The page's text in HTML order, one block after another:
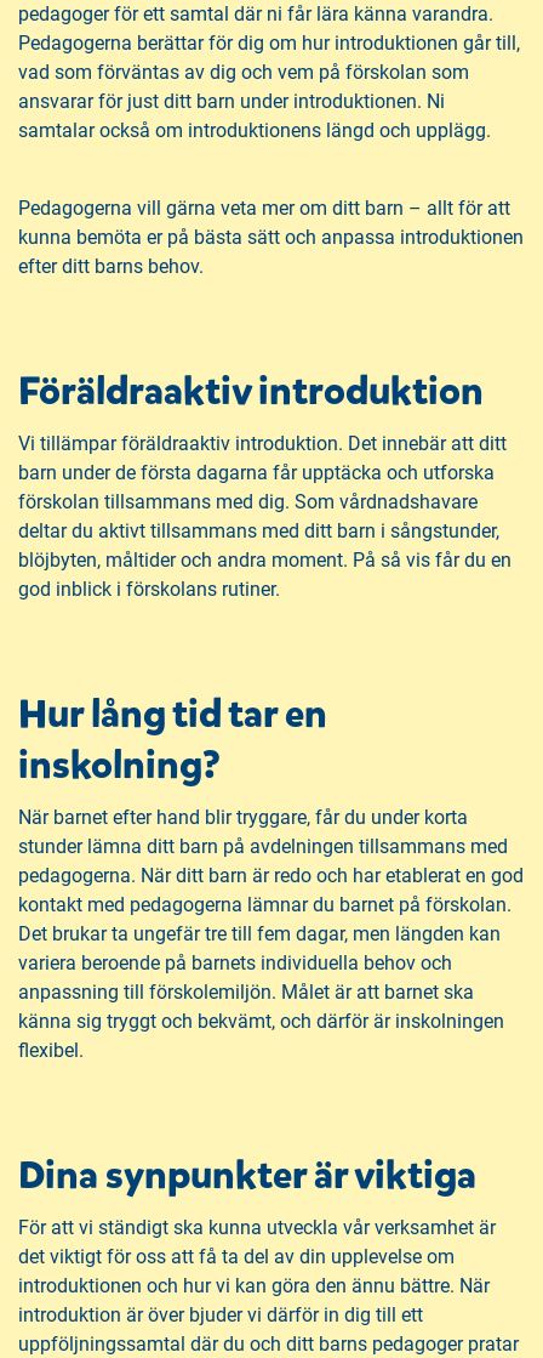
pedagoger för ett samtal där ni får lära känna varandra.
Pedagogerna berättar för dig om hur introduktionen går till,
vad som förväntas av dig och vem på förskolan som
ansvarar för just ditt barn under introduktionen. Ni
samtalar också om introduktionens längd och upplägg.
Pedagogerna vill gärna veta mer om ditt barn – allt för att
kunna bemöta er på bästa sätt och anpassa introduktionen
efter ditt barns behov.
Föräldraaktiv introduktion
Vi tillämpar föräldraaktiv introduktion. Det innebär att ditt
barn under de första dagarna får upptäcka och utforska
förskolan tillsammans med dig. Som vårdnadshavare
deltar du aktivt tillsammans med ditt barn i sångstunder,
blöjbyten, måltider och andra moment. På så vis får du en
god inblick i förskolans rutiner.
Hur lång tid tar en
inskolning?
När barnet efter hand blir tryggare, får du under korta
stunder lämna ditt barn på avdelningen tillsammans med
pedagogerna. När ditt barn är redo och har etablerat en god
kontakt med pedagogerna lämnar du barnet på förskolan.
Det brukar ta ungefär tre till fem dagar, men längden kan
variera beroende på barnets individuella behov och
anpassning till förskolemiljön. Målet är att barnet ska
känna sig tryggt och bekvämt, och därför är inskolningen
flexibel.
Dina synpunkter är viktiga
För att vi ständigt ska kunna utveckla vår verksamhet är
det viktigt för oss att få ta del av din upplevelse om
introduktionen och hur vi kan göra den ännu bättre. När
introduktion är över bjuder vi därför in dig till ett
uppföljningssamtal där du och ditt barns pedagoger pratar